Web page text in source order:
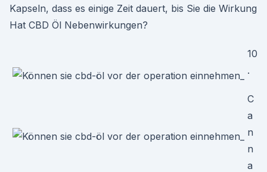
Kapseln, dass es einige Zeit dauert, bis Sie die Wirkung
Hat CBD Öl Nebenwirkungen?
10
.
C
a
n
n
a